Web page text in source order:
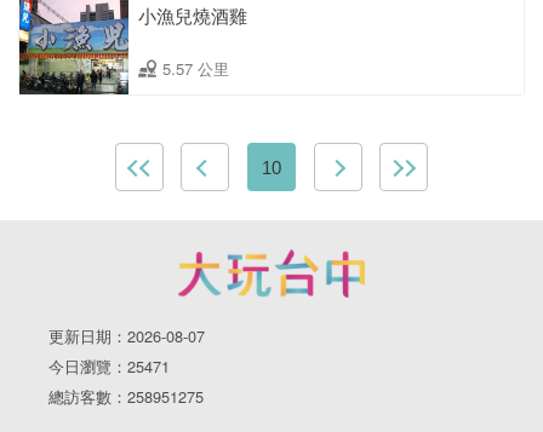
小漁兒燒酒雞
5.57 公里
10
更新日期：2026-08-07
今日瀏覽：25471
總訪客數：258951275